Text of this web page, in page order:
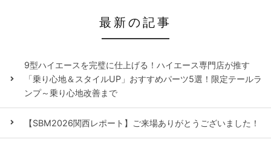
最新の記事
9型ハイエースを完璧に仕上げる！ハイエース専門店が推す
「乗り心地＆スタイルUP」おすすめパーツ5選！限定テールラ
ンプ～乗り心地改善まで
【SBM2026関西レポート】ご来場ありがとうございました！